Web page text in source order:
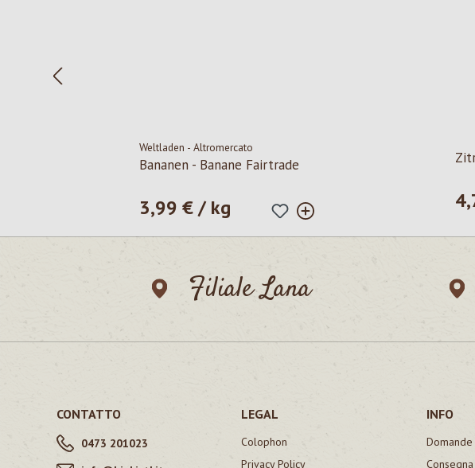
Weltladen - Altromercato
Bananen - Banane Fairtrade
Prezzo normale:
3,99 € / kg
Filiale Lana
CONTATTO
0473 201023
LEGAL
Colophon
Privacy Policy
INFO